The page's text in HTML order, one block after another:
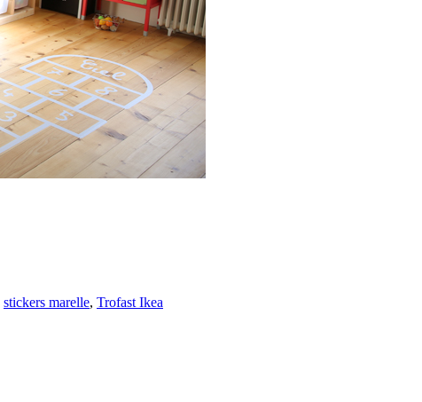
stickers marelle, Trofast Ikea